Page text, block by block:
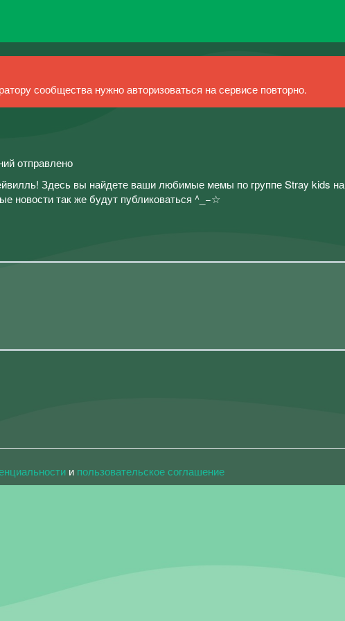
сообщества нужно авторизоваться на сервисе повторно.
отправлено
Здесь вы найдете ваши любимые мемы по группе Stray kids на
новости так же будут публиковаться ^_−☆
и пользовательское соглашение